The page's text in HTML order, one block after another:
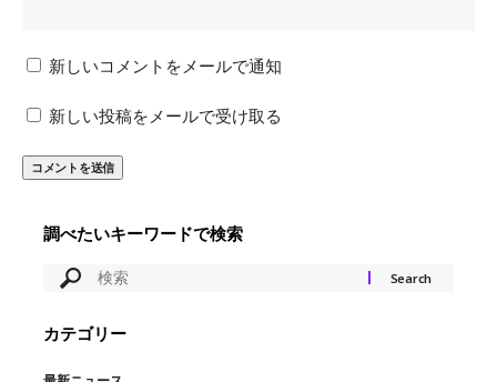
新しいコメントをメールで通知
新しい投稿をメールで受け取る
調べたいキーワードで検索
カテゴリー